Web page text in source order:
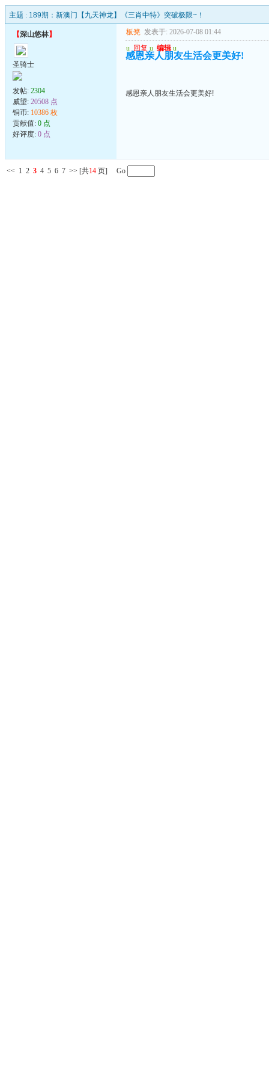
主题 : 189期：新澳门【九天神龙】《三肖中特》突破极限~！
【深山悠林】
圣骑士
发帖: 2304
威望: 20508 点
铜币: 10386 枚
贡献值: 0 点
好评度: 0 点
板凳 发表于: 2026-07-08 01:44
u 回复 u 编辑 u
感恩亲人朋友生活会更美好!
感恩亲人朋友生活会更美好!
<< 1 2 3 4 5 6 7 >> [共14 页] Go